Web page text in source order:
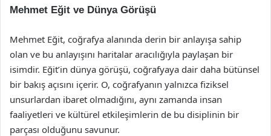
Mehmet Eğit ve Dünya Görüşü
Mehmet Eğit, coğrafya alanında derin bir anlayışa sahip
olan ve bu anlayışını haritalar aracılığıyla paylaşan bir
isimdir. Eğit’in dünya görüşü, coğrafyaya dair daha bütünsel
bir bakış açısını içerir. O, coğrafyanın yalnızca fiziksel
unsurlardan ibaret olmadığını, aynı zamanda insan
faaliyetleri ve kültürel etkileşimlerin de bu disiplinin bir
parçası olduğunu savunur.